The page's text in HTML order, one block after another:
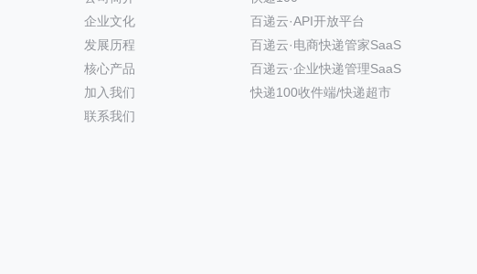
企业文化
发展历程
核心产品
加入我们
联系我们
百递云·API开放平台
百递云·电商快递管家SaaS
百递云·企业快递管理SaaS
快递100收件端/快递超市